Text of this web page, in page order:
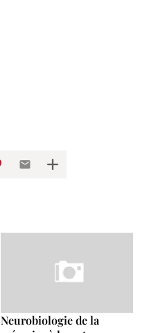
Neurobiologie de la